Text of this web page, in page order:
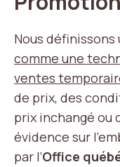
Nous définissons
comme une
ventes
de prix, des
prix inchangé ou
évidence sur
par l’Office